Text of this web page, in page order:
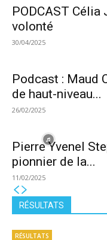
PODCAST Célia
volonté
30/04/2025
Podcast : Maud
de haut-niveau...
26/02/2025
Pierre Yvenel
pionnier de la...
11/02/2025
RÉSULTATS
RÉSULTATS